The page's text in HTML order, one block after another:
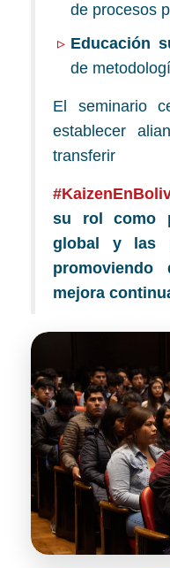
de procesos
Educación
de
El seminario
establecer
transferir
su rol como
global y las
promoviendo
mejora